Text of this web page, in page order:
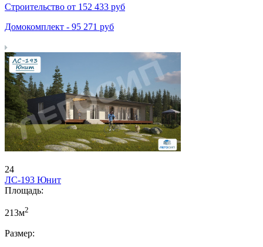
Строительство от 152 433 руб
Домокомплект - 95 271 руб
24
ЛС-193 Юнит
Площадь:
213м2
Размер: